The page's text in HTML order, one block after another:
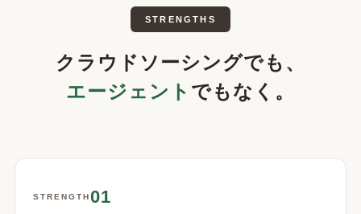
STRENGTHS
クラウドソーシングでも、
エージェント でもなく。
STRENGTH01